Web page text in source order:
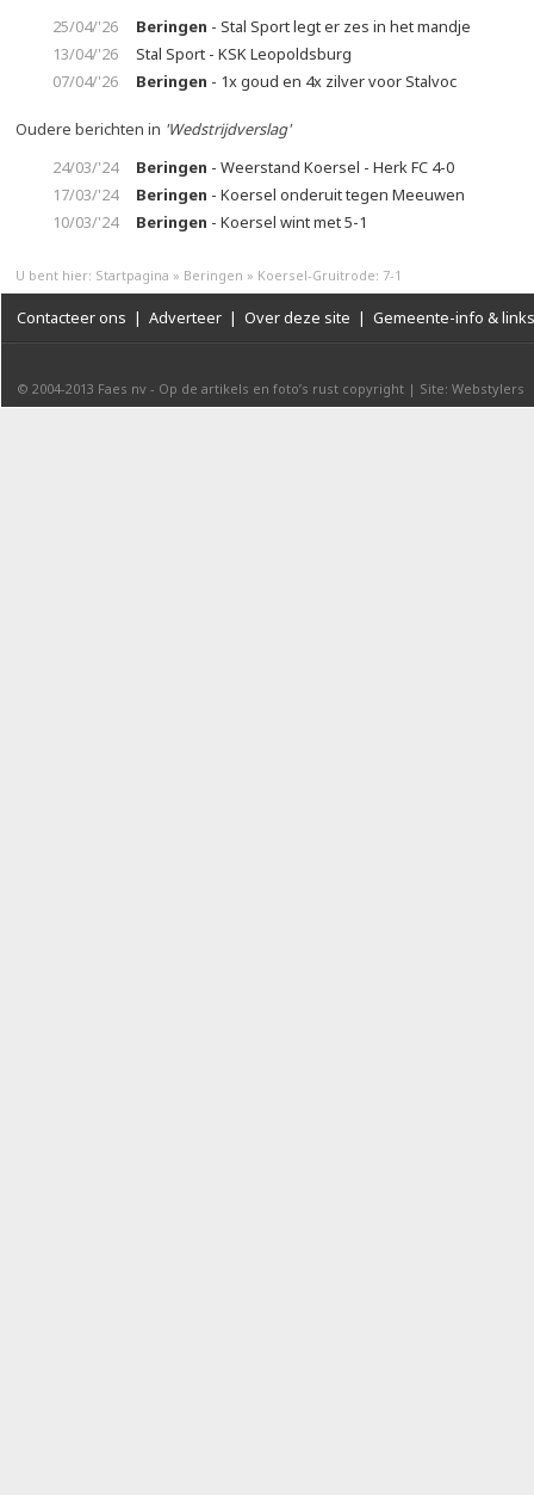
25/04/'26
Beringen - Stal Sport legt er zes in het mandje
13/04/'26
Stal Sport - KSK Leopoldsburg
07/04/'26
Beringen - 1x goud en 4x zilver voor Stalvoc
Oudere berichten in 'Wedstrijdverslag'
24/03/'24
Beringen - Weerstand Koersel - Herk FC 4-0
17/03/'24
Beringen - Koersel onderuit tegen Meeuwen
10/03/'24
Beringen - Koersel wint met 5-1
U bent hier: Startpagina » Beringen » Koersel-Gruitrode: 7-1
Contacteer ons | Adverteer | Over deze site | Gemeente-info & links
© 2004-2013 Faes nv - Op de artikels en foto’s rust copyright | Site: Webstylers